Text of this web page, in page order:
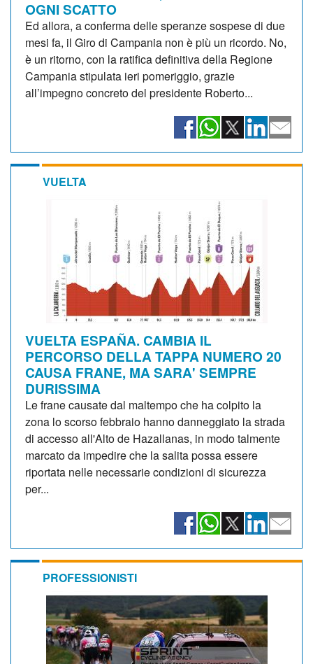
OGNI SCATTO
Ed allora, a conferma delle speranze sospese di due
mesi fa, il Giro di Campania non è più un ricordo. No,
è un ritorno, con la ratifica definitiva della Regione
Campania stipulata ieri pomeriggio, grazie
all’impegno concreto del presidente Roberto...
VUELTA
VUELTA ESPAÑA. CAMBIA IL
PERCORSO DELLA TAPPA NUMERO 20
CAUSA FRANE, MA SARA' SEMPRE
DURISSIMA
Le frane causate dal maltempo che ha colpito la
zona lo scorso febbraio hanno danneggiato la strada
di accesso all'Alto de Hazallanas, in modo talmente
marcato da impedire che la salita possa essere
riportata nelle necessarie condizioni di sicurezza
per...
PROFESSIONISTI